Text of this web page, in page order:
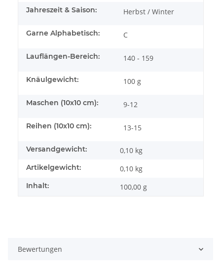
Jahreszeit & Saison: Herbst / Winter
Garne Alphabetisch: C
Lauflängen-Bereich: 140 - 159
Knäulgewicht: 100 g
Maschen (10x10 cm): 9-12
Reihen (10x10 cm): 13-15
Versandgewicht: 0,10 kg
Artikelgewicht: 0,10 kg
Inhalt: 100,00 g
Bewertungen